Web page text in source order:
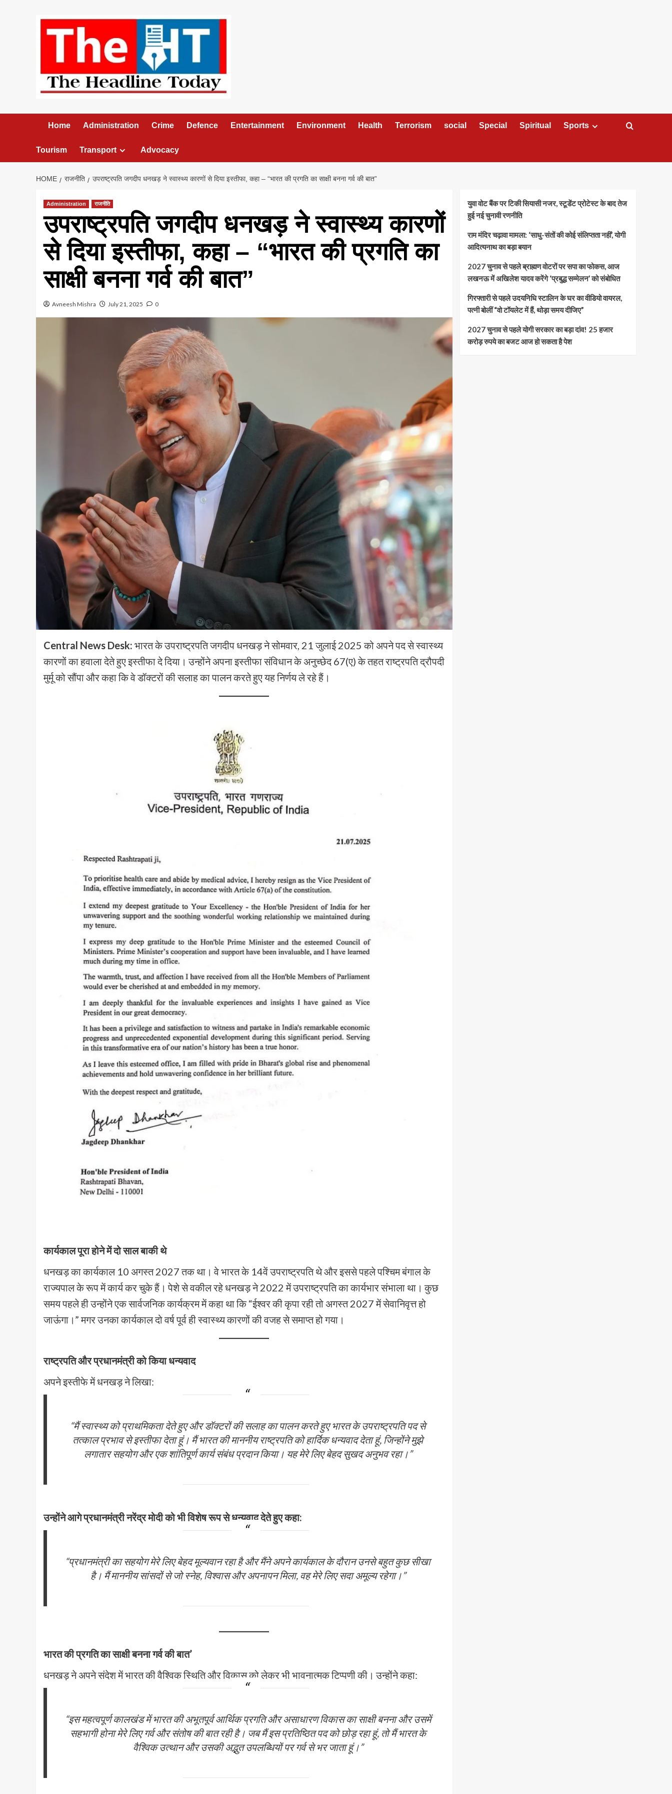
Home Administration Crime Defence Entertainment Environment Health Terrorism social Special Spiritual Sports
Tourism Transport Advocacy
HOME राजनीति उपराष्ट्रपति जगदीप धनखड़ ने स्वास्थ्य कारणों से दिया इस्तीफा, कहा – “भारत की प्रगति का साक्षी बनना गर्व की बात”
Administration राजनीति
उपराष्ट्रपति जगदीप धनखड़ ने स्वास्थ्य कारणों
से दिया इस्तीफा, कहा – “भारत की प्रगति का
साक्षी बनना गर्व की बात”
Avneesh Mishra July 21, 2025 0
Central News Desk: भारत के उपराष्ट्रपति जगदीप धनखड़ ने सोमवार, 21 जुलाई 2025 को अपने पद से स्वास्थ्य
कारणों का हवाला देते हुए इस्तीफा दे दिया। उन्होंने अपना इस्तीफा संविधान के अनुच्छेद 67(ए) के तहत राष्ट्रपति द्रौपदी
मुर्मू को सौंपा और कहा कि वे डॉक्टरों की सलाह का पालन करते हुए यह निर्णय ले रहे हैं।
कार्यकाल पूरा होने में दो साल बाकी थे
धनखड़ का कार्यकाल 10 अगस्त 2027 तक था। वे भारत के 14वें उपराष्ट्रपति थे और इससे पहले पश्चिम बंगाल के
राज्यपाल के रूप में कार्य कर चुके हैं। पेशे से वकील रहे धनखड़ ने 2022 में उपराष्ट्रपति का कार्यभार संभाला था। कुछ
समय पहले ही उन्होंने एक सार्वजनिक कार्यक्रम में कहा था कि “ईश्वर की कृपा रही तो अगस्त 2027 में सेवानिवृत्त हो
जाऊंगा।” मगर उनका कार्यकाल दो वर्ष पूर्व ही स्वास्थ्य कारणों की वजह से समाप्त हो गया।
राष्ट्रपति और प्रधानमंत्री को किया धन्यवाद
अपने इस्तीफे में धनखड़ ने लिखा:
“मैं स्वास्थ्य को प्राथमिकता देते हुए और डॉक्टरों की सलाह का पालन करते हुए भारत के उपराष्ट्रपति पद से
तत्काल प्रभाव से इस्तीफा देता हूं। मैं भारत की माननीय राष्ट्रपति को हार्दिक धन्यवाद देता हूं, जिन्होंने मुझे
लगातार सहयोग और एक शांतिपूर्ण कार्य संबंध प्रदान किया। यह मेरे लिए बेहद सुखद अनुभव रहा।”
उन्होंने आगे प्रधानमंत्री नरेंद्र मोदी को भी विशेष रूप से धन्यवाद देते हुए कहा:
“प्रधानमंत्री का सहयोग मेरे लिए बेहद मूल्यवान रहा है और मैंने अपने कार्यकाल के दौरान उनसे बहुत कुछ सीखा
है। मैं माननीय सांसदों से जो स्नेह, विश्वास और अपनापन मिला, वह मेरे लिए सदा अमूल्य रहेगा।”
भारत की प्रगति का साक्षी बनना गर्व की बात’
धनखड़ ने अपने संदेश में भारत की वैश्विक स्थिति और विकास को लेकर भी भावनात्मक टिप्पणी की। उन्होंने कहा:
“इस महत्वपूर्ण कालखंड में भारत की अभूतपूर्व आर्थिक प्रगति और असाधारण विकास का साक्षी बनना और उसमें
सहभागी होना मेरे लिए गर्व और संतोष की बात रही है। जब मैं इस प्रतिष्ठित पद को छोड़ रहा हूं, तो मैं भारत के
वैश्विक उत्थान और उसकी अद्भुत उपलब्धियों पर गर्व से भर जाता हूं।”
युवा वोट बैंक पर टिकी सियासी नजर, स्टूडेंट प्रोटेस्ट के बाद तेज
हुई नई चुनावी रणनीति
राम मंदिर चढ़ावा मामला: ‘साधु-संतों की कोई संलिप्तता नहीं’, योगी
आदित्यनाथ का बड़ा बयान
2027 चुनाव से पहले ब्राह्मण वोटरों पर सपा का फोकस, आज
लखनऊ में अखिलेश यादव करेंगे ‘प्रबुद्ध सम्मेलन’ को संबोधित
गिरफ्तारी से पहले उदयनिधि स्टालिन के घर का वीडियो वायरल,
पत्नी बोलीं “वो टॉयलेट में हैं, थोड़ा समय दीजिए”
2027 चुनाव से पहले योगी सरकार का बड़ा दांव! 25 हजार
करोड़ रुपये का बजट आज हो सकता है पेश